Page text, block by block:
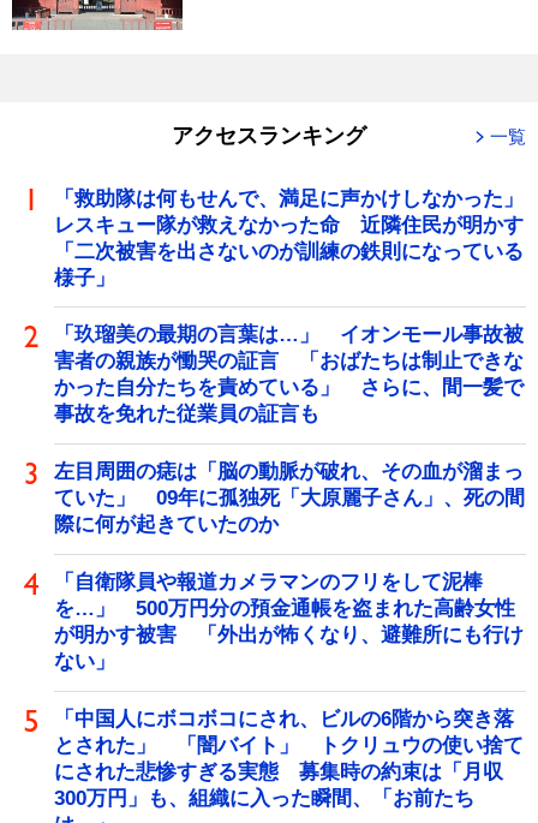
アクセスランキング 一覧
「救助隊は何もせんで、満足に声かけしなかった」
レスキュー隊が救えなかった命 近隣住民が明かす
「二次被害を出さないのが訓練の鉄則になっている
様子」
「玖瑠美の最期の言葉は…」 イオンモール事故被
害者の親族が慟哭の証言 「おばたちは制止できな
かった自分たちを責めている」 さらに、間一髪で
事故を免れた従業員の証言も
左目周囲の痣は「脳の動脈が破れ、その血が溜まっ
ていた」 09年に孤独死「大原麗子さん」、死の間
際に何が起きていたのか
「自衛隊員や報道カメラマンのフリをして泥棒
を…」 500万円分の預金通帳を盗まれた高齢女性
が明かす被害 「外出が怖くなり、避難所にも行け
ない」
「中国人にボコボコにされ、ビルの6階から突き落
とされた」 「闇バイト」 トクリュウの使い捨て
にされた悲惨すぎる実態 募集時の約束は「月収
300万円」も、組織に入った瞬間、「お前たち